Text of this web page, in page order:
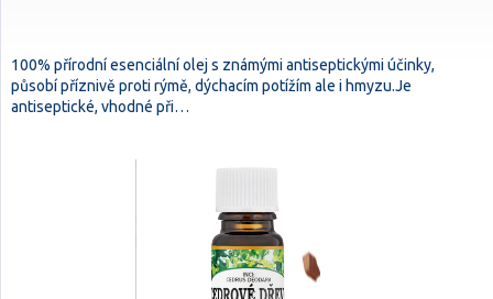
100% přírodní esenciální olej s známými antiseptickými účinky,
působí příznivě proti rýmě, dýchacím potížím ale i hmyzu.Je
antiseptické, vhodné při…